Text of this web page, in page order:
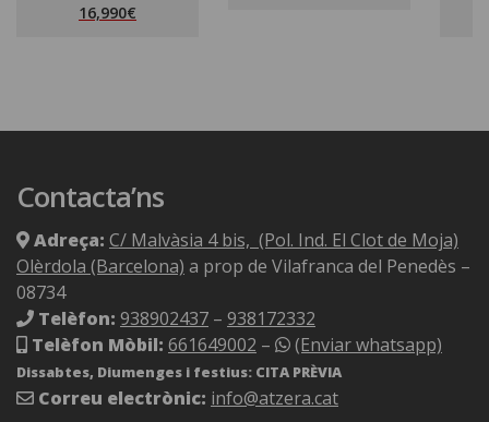
16,990€
Contacta’ns
Adreça: C/ Malvàsia 4 bis, (Pol. Ind. El Clot de Moja)
Olèrdola (Barcelona) a prop de Vilafranca del Penedès –
08734
Telèfon: 938902437 – 938172332
Telèfon Mòbil: 661649002 – (Enviar whatsapp)
Dissabtes, Diumenges i festius: CITA PRÈVIA
Correu electrònic: info@atzera.cat